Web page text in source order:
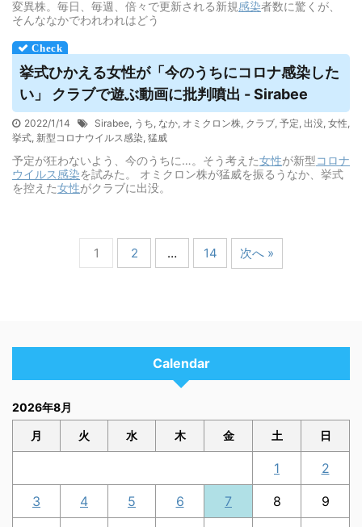
変異株。毎日、毎週、倍々で更新される新規感染者数に驚くが、
そんななかでわれわれはどう
挙式ひかえる女性が「今のうちにコロナ感染した
い」 クラブで遊ぶ動画に批判噴出 - Sirabee
2022/1/14 Sirabee, うち, なか, オミクロン株, クラブ, 予定, 出没, 女性,
挙式, 新型コロナウイルス感染, 猛威
予定が狂わないよう、今のうちに…。そう考えた女性が新型コロナ
ウイルス感染を試みた。 オミクロン株が猛威を振るうなか、挙式
を控えた女性がクラブに出没。
1 2 … 14 次へ »
Calendar
2026年8月
月 火 水 木 金 土 日
1 2
3 4 5 6 7 8 9